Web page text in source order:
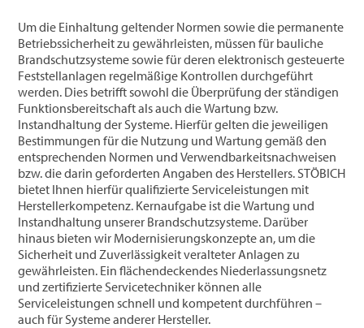
Um die Einhaltung geltender Normen sowie die permanente
Betriebssicherheit zu gewährleisten, müssen für bauliche
Brandschutzsysteme sowie für deren elektronisch gesteuerte
Feststellanlagen regelmäßige Kontrollen durchgeführt
werden. Dies betrifft sowohl die Überprüfung der ständigen
Funktionsbereitschaft als auch die Wartung bzw.
Instandhaltung der Systeme. Hierfür gelten die jeweiligen
Bestimmungen für die Nutzung und Wartung gemäß den
entsprechenden Normen und Verwendbarkeitsnachweisen
bzw. die darin geforderten Angaben des Herstellers. STÖBICH
bietet Ihnen hierfür qualifizierte Serviceleistungen mit
Herstellerkompetenz. Kernaufgabe ist die Wartung und
Instandhaltung unserer Brandschutzsysteme. Darüber
hinaus bieten wir Modernisierungskonzepte an, um die
Sicherheit und Zuverlässigkeit veralteter Anlagen zu
gewährleisten. Ein flächendeckendes Niederlassungsnetz
und zertifizierte Servicetechniker können alle
Serviceleistungen schnell und kompetent durchführen –
auch für Systeme anderer Hersteller.